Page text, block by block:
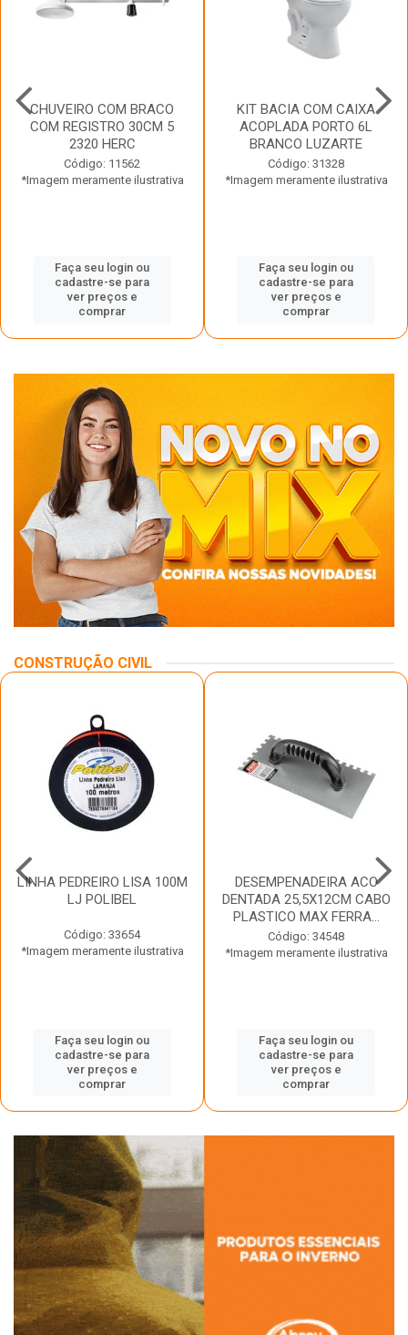
CHUVEIRO COM BRACO
COM REGISTRO 30CM 5
2320 HERC
Código: 11562
*Imagem meramente ilustrativa
Faça seu login ou
cadastre-se para
ver preços e
comprar
KIT BACIA COM CAIXA
ACOPLADA PORTO 6L
BRANCO LUZARTE
Código: 31328
*Imagem meramente ilustrativa
Faça seu login ou
cadastre-se para
ver preços e
comprar
CONSTRUÇÃO CIVIL
LINHA PEDREIRO LISA 100M
LJ POLIBEL
Código: 33654
*Imagem meramente ilustrativa
Faça seu login ou
cadastre-se para
ver preços e
comprar
DESEMPENADEIRA ACO
DENTADA 25,5X12CM CABO
PLASTICO MAX FERRA...
Código: 34548
*Imagem meramente ilustrativa
Faça seu login ou
cadastre-se para
ver preços e
comprar